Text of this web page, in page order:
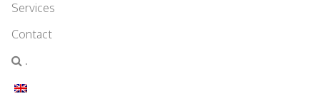
Services
Contact
.